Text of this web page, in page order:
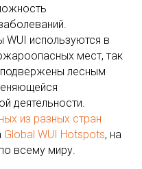
используются в
мест, так
подвержены лесным
деятельности.
из разных стран
Global WUI Hotspots, на
всему миру.